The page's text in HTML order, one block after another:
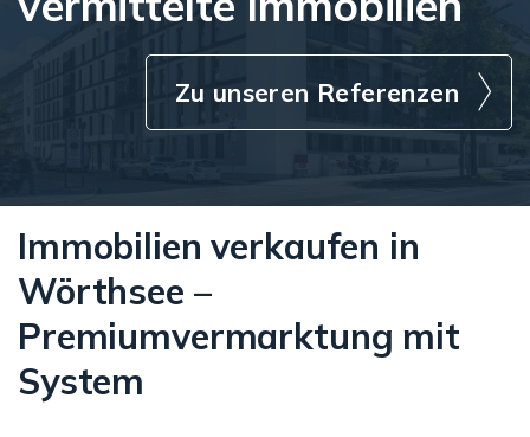
Zu unseren Referenzen
Immobilien verkaufen in
Wörthsee –
Premiumvermarktung mit
System